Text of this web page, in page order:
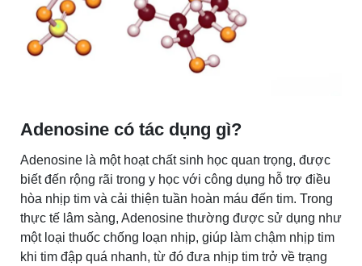
Adenosine có tác dụng gì?
Adenosine là một hoạt chất sinh học quan trọng, được
biết đến rộng rãi trong y học với công dụng hỗ trợ điều
hòa nhịp tim và cải thiện tuần hoàn máu đến tim. Trong
thực tế lâm sàng, Adenosine thường được sử dụng như
một loại thuốc chống loạn nhịp, giúp làm chậm nhịp tim
khi tim đập quá nhanh, từ đó đưa nhịp tim trở về trạng